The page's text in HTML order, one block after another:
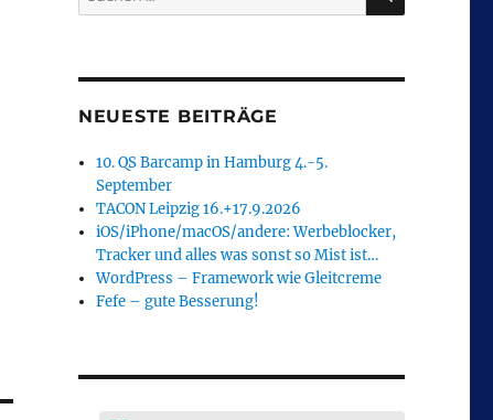
nach:
NEUESTE BEITRÄGE
10. QS Barcamp in Hamburg 4.-5.
September
TACON Leipzig 16.+17.9.2026
iOS/iPhone/macOS/andere: Werbeblocker,
Tracker und alles was sonst so Mist ist…
WordPress – Framework wie Gleitcreme
Fefe – gute Besserung!